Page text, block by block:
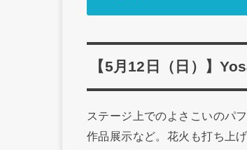
【5月12日（日）】
ステージ上でのよさこいのパ
作品展示など。花火も打ち上げ